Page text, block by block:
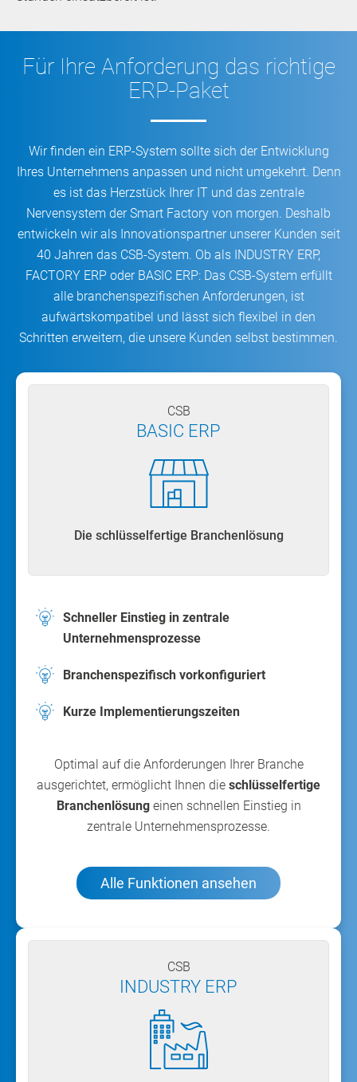
Für Ihre Anforderung das richtige
ERP-Paket
Wir finden ein ERP-System sollte sich der Entwicklung
Ihres Unternehmens anpassen und nicht umgekehrt. Denn
es ist das Herzstück Ihrer IT und das zentrale
Nervensystem der Smart Factory von morgen. Deshalb
entwickeln wir als Innovationspartner unserer Kunden seit
40 Jahren das CSB-System. Ob als INDUSTRY ERP,
FACTORY ERP oder BASIC ERP: Das CSB-System erfüllt
alle branchenspezifischen Anforderungen, ist
aufwärtskompatibel und lässt sich flexibel in den
Schritten erweitern, die unsere Kunden selbst bestimmen.
CSB
BASIC ERP
Die schlüsselfertige Branchenlösung
Schneller Einstieg in zentrale
Unternehmensprozesse
Branchenspezifisch vorkonfiguriert
Kurze Implementierungszeiten
Optimal auf die Anforderungen Ihrer Branche
ausgerichtet, ermöglicht Ihnen die schlüsselfertige
Branchenlösung einen schnellen Einstieg in
zentrale Unternehmensprozesse.
Alle Funktionen ansehen
CSB
INDUSTRY ERP